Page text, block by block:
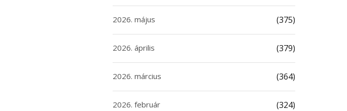
2026. május (375)
2026. április (379)
2026. március (364)
2026. február (324)